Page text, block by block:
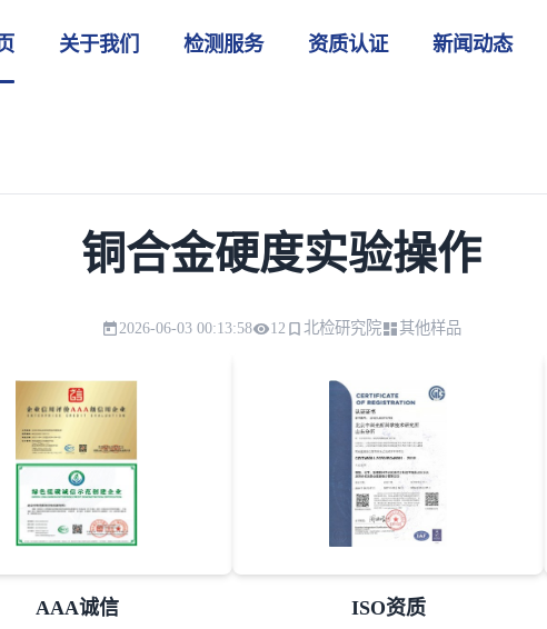
关于我们 检测服务 资质认证 新闻动态
铜合金硬度实验操作
2026-06-03 00:13:58 12 北检研究院 其他样品
ISO资质 专利证书